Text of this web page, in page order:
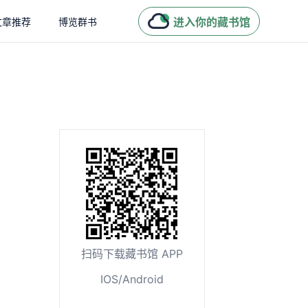
章推荐 博览群书 进入你的藏书馆
扫码下载藏书馆 APP
IOS/Android